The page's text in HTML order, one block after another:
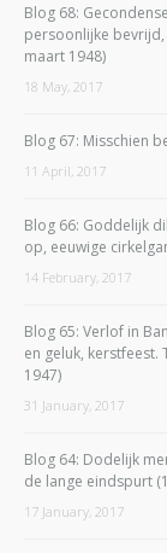
Blog 68:
persoonlijke
maart 1948)
18 May, 2017
Blog 67: Misschien
11 April, 2017
Blog 66: Goddelijk
op, eeuwige
14 February, 2017
Blog 65: Verlof in
en geluk,
1947)
31 January, 2017
Blog 64: Dodelijk
de lange eindspurt
17 January, 2017